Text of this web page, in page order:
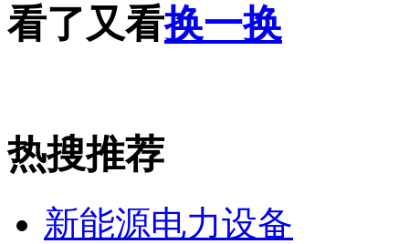
看了又看换一换
热搜推荐
新能源电力设备